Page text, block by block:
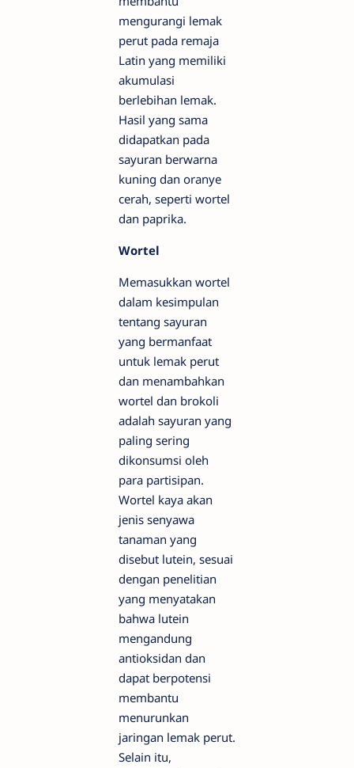
mengurangi lemak
perut pada remaja
Latin yang memiliki
akumulasi
berlebihan lemak.
Hasil yang sama
didapatkan pada
sayuran berwarna
kuning dan oranye
cerah, seperti wortel
dan paprika.
Wortel
Memasukkan wortel
dalam kesimpulan
tentang sayuran
yang bermanfaat
untuk lemak perut
dan menambahkan
wortel dan brokoli
adalah sayuran yang
paling sering
dikonsumsi oleh
para partisipan.
Wortel kaya akan
jenis senyawa
tanaman yang
disebut lutein, sesuai
dengan penelitian
yang menyatakan
bahwa lutein
mengandung
antioksidan dan
dapat berpotensi
membantu
menurunkan
jaringan lemak perut.
Selain itu,